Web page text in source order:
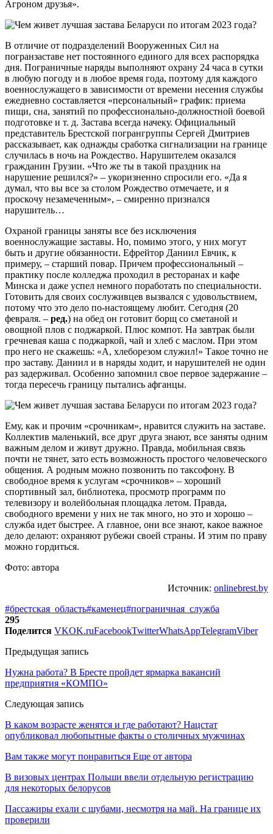
Агроном друзья».
В отличие от подразделений Вооруженных Сил на
погранзаставе нет постоянного единого для всех распорядка
дня. Пограничные наряды выполняют охрану 24 часа в сутки
в любую погоду и в любое время года, поэтому для каждого
военнослужащего в зависимости от времени несения службы
ежедневно составляется «персональный» график: приема
пищи, сна, занятий по профессионально-должностной боевой
подготовке и т. д. Застава всегда начеку. Официальный
представитель Брестской погрангруппы Сергей Дмитриев
рассказывает, как однажды сработка сигнализации на границе
случилась в ночь на Рождество. Нарушителем оказался
гражданин Грузии. «Что же ты в такой праздник на
нарушение решился?» – укоризненно спросили его. «Да я
думал, что вы все за столом Рождество отмечаете, и я
проскочу незамеченным», – смиренно признался
нарушитель…
Охраной границы заняты все без исключения
военнослужащие заставы. Но, помимо этого, у них могут
быть и другие обязанности. Ефрейтор Даниил Евчик, к
примеру, – старший повар. Причем профессиональный –
практику после колледжа проходил в ресторанах и кафе
Минска и даже успел немного поработать по специальности.
Готовить для своих сослуживцев вызвался с удовольствием,
потому что это дело по-настоящему любит. Сегодня (20
февраля. – ред.) на обед он готовит борщ со сметаной и
овощной плов с поджаркой. Плюс компот. На завтрак были
гречневая каша с поджаркой, чай и хлеб с маслом. При этом
про него не скажешь: «А, хлеборезом служил!» Такое точно не
про заставу. Даниил и в наряды ходит, и нарушителей не один
раз задерживал. Особенно запомнил свое первое задержание –
тогда пересечь границу пытались афганцы.
Ему, как и прочим «срочникам», нравится служить на заставе.
Коллектив маленький, все друг друга знают, все заняты одним
важным делом и живут дружно. Правда, мобильная связь
почти не тянет, зато есть возможность простого человеческого
общения. А родным можно позвонить по таксофону. В
свободное время к услугам «срочников» – хороший
спортивный зал, библиотека, просмотр программ по
телевизору и волейбольная площадка летом. Правда,
свободного времени у них не так много, но это и хорошо –
служба идет быстрее. А главное, они все знают, какое важное
дело делают: охраняют рубежи своей страны. И этим по праву
можно гордиться.
Фото: автора
Источник: onlinebrest.by
#брестская_область#каменец#пограничная_служба
295
Поделится VKOK.ruFacebookTwitterWhatsAppTelegramViber
Предыдущая запись
Нужна работа? В Бресте пройдет ярмарка вакансий
предприятия «КОМПО»
Следующая запись
В каком возрасте женятся и где работают? Нацстат
опубликовал любопытные факты о столичных мужчинах
Вам также могут понравиться Еще от автора
В визовых центрах Польши ввели отдельную регистрацию
для некоторых белорусов
Пассажиры ехали с шубами, несмотря на май. На границе их
проверили